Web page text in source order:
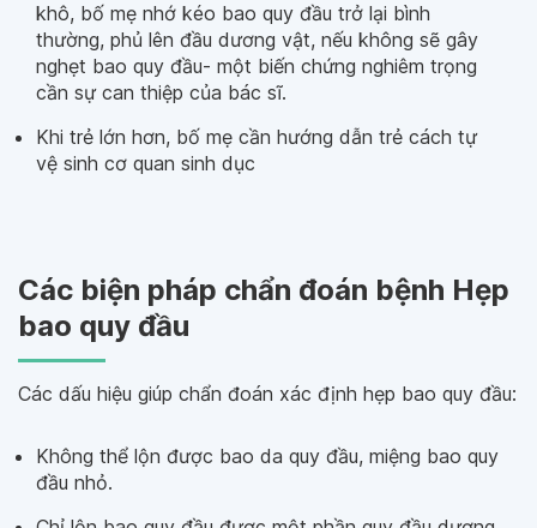
khô, bố mẹ nhớ kéo bao quy đầu trở lại bình
thường, phủ lên đầu dương vật, nếu không sẽ gây
nghẹt bao quy đầu- một biến chứng nghiêm trọng
cần sự can thiệp của bác sĩ.
Khi trẻ lớn hơn, bố mẹ cần hướng dẫn trẻ cách tự
vệ sinh cơ quan sinh dục
Các biện pháp chẩn đoán bệnh Hẹp
bao quy đầu
Các dấu hiệu giúp chẩn đoán xác định hẹp bao quy đầu:
Không thể lộn được bao da quy đầu, miệng bao quy
đầu nhỏ.